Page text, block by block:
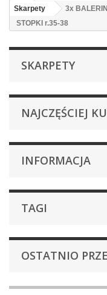
Skarpety
3x
STOPKI r.35-38
SKARPETY
NAJCZĘŚCIEJ
INFORMACJA
TAGI
OSTATNIO